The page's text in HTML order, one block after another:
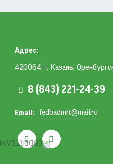
Адрес
420064, г. Казань,
8 (843) 221-24-39
Email fedbadmrt@mail.ru
 